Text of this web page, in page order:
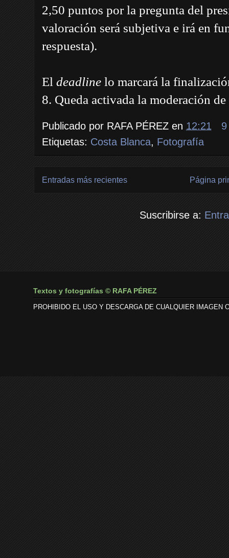
2,50 puntos por la pregunta del
valoración será subjetiva e irá en
respuesta).
El deadline lo marcará la
8. Queda activada la moderación
Publicado por RAFA PÉREZ en 12:21
Etiquetas: Costa Blanca, Fotografía
Entradas más recientes Página
Suscribirse a:
Textos y fotografías © RAFA PÉREZ
PROHIBIDO EL USO Y DESCARGA DE CUALQUIER